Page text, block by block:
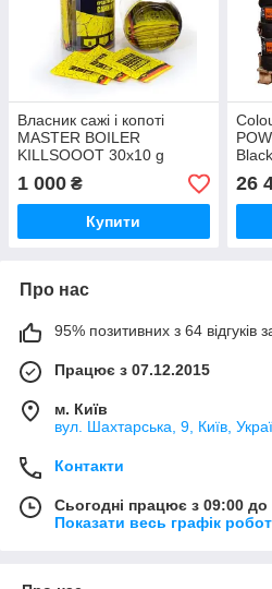
Власник сажі і копоті
MASTER BOILER
KILLSOOOT 30x10 g
1 000 ₴
Купити
26
Про нас
95% позитивних з 64 відгуків
Працює з 07.12.2015
м. Київ
вул. Шахтарська, 9, Київ,
Контакти
Сьогодні працює з 09:00 до
Показати весь графік